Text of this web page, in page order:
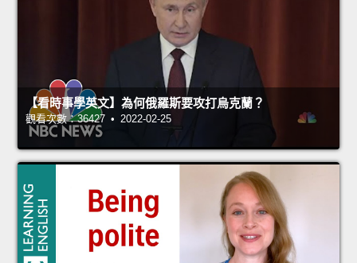
【看時事學英文】為何俄羅斯要攻打烏克蘭？
觀看次數：36427 • 2022-02-25